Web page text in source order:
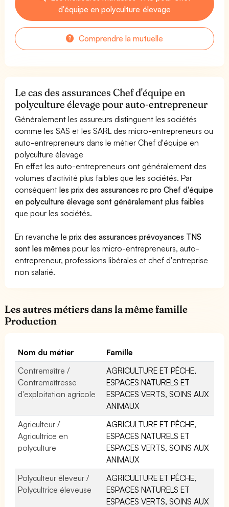
d'équipe en polyculture élevage
Comprendre la mutuelle
Le cas des assurances Chef d'équipe en
polyculture élevage pour auto-entrepreneur
Généralement les assureurs distinguent les sociétés
comme les SAS et les SARL des micro-entrepreneurs ou
auto-entrepreneurs dans le métier Chef d'équipe en
polyculture élevage
En effet les auto-entrepreneurs ont généralement des
volumes d'activité plus faibles que les sociétés. Par
conséquentles prix des assurances rc pro Chef d'équipe
en polyculture élevage sont généralement plus faibles
que pour les sociétés.
En revanche leprix des assurances prévoyances TNS
sont les mêmes pour les micro-entrepreneurs, auto-
entrepreneur, professions libérales et chef d'entreprise
non salarié.
Les autres métiers dans la même famille
Production
Nom du métier
Famille
Contremaître /
Contremaîtresse
d'exploitation agricole
AGRICULTURE ET PÊCHE,
ESPACES NATURELS ET
ESPACES VERTS, SOINS AUX
ANIMAUX
Agriculteur /
Agricultrice en
polyculture
AGRICULTURE ET PÊCHE,
ESPACES NATURELS ET
ESPACES VERTS, SOINS AUX
ANIMAUX
Polyculteur éleveur /
Polycultrice éleveuse
AGRICULTURE ET PÊCHE,
ESPACES NATURELS ET
ESPACES VERTS, SOINS AUX